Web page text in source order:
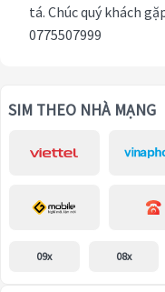
tá. Chúc quý khách
0775507999
SIM THEO NHÀ MẠNG
09x 08x